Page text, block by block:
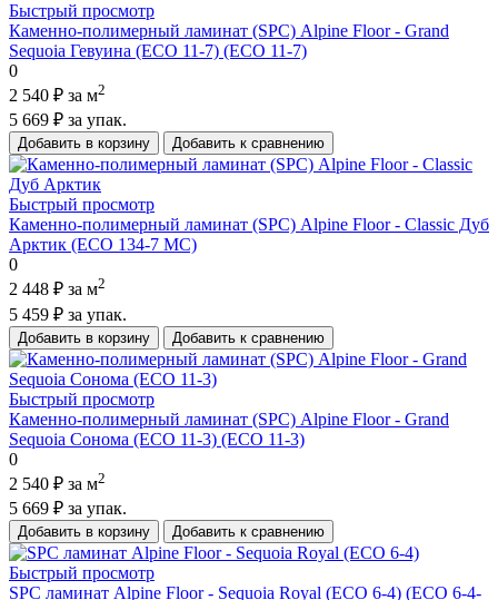
Быстрый просмотр
Каменно-полимерный ламинат (SPC) Alpine Floor - Grand
Sequoia Гевуина (ECO 11-7) (ECO 11-7)
0
2 540 ₽ за м2
5 669 ₽ за упак.
Добавить в корзину Добавить к сравнению
Быстрый просмотр
Каменно-полимерный ламинат (SPC) Alpine Floor - Classic Дуб
Арктик (ECO 134-7 MC)
0
2 448 ₽ за м2
5 459 ₽ за упак.
Добавить в корзину Добавить к сравнению
Быстрый просмотр
Каменно-полимерный ламинат (SPC) Alpine Floor - Grand
Sequoia Сонома (ECO 11-3) (ECO 11-3)
0
2 540 ₽ за м2
5 669 ₽ за упак.
Добавить в корзину Добавить к сравнению
Быстрый просмотр
SPC ламинат Alpine Floor - Sequoia Royal (ECO 6-4) (ECO 6-4-